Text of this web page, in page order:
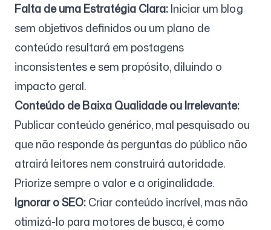
Falta de uma Estratégia Clara:Iniciar um blog
sem objetivos definidos ou um plano de
conteúdo resultará em postagens
inconsistentes e sem propósito, diluindo o
impacto geral.
Conteúdo de Baixa Qualidade ou Irrelevante:
Publicar conteúdo genérico, mal pesquisado ou
que não responde às perguntas do público não
atrairá leitores nem construirá autoridade.
Priorize sempre o valor e a originalidade.
Ignorar o SEO:Criar conteúdo incrível, mas não
otimizá-lo para motores de busca, é como